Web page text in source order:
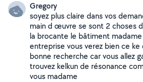
Gregory
soyez plus claire dans vos
main d œuvre se sont 2 choses
la brocante le bâtiment
entreprise vous verez bien ce
bonne recherche car vous allez
trouvez kelkun de résonance
vous madame